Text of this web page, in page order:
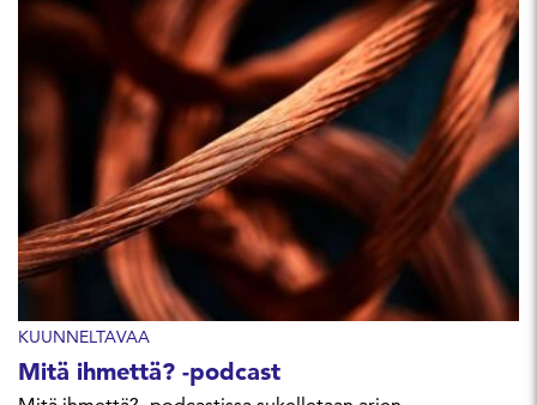
KUUNNELTAVAA
Mitä ihmettä? -podcast